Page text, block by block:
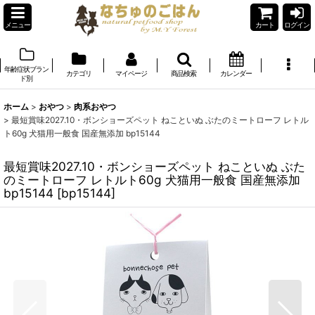
メニュー カート ログイン
年齢症状ブラン
ド別
カテゴリ マイページ 商品検索 カレンダー
ホーム > おやつ > 肉系おやつ
> 最短賞味2027.10・ボンショーズペット ねこといぬ ぶたのミートローフ レトル
ト60g 犬猫用一般食 国産無添加 bp15144
最短賞味2027.10・ボンショーズペット ねこといぬ ぶた
のミートローフ レトルト60g 犬猫用一般食 国産無添加
bp15144 [bp15144]